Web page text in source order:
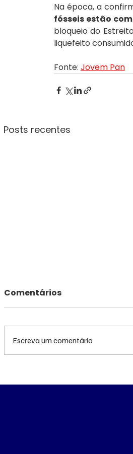
Na época, a
fósseis estão
bloqueio do
liquefeito
Fonte: Jovem Pan
Posts recentes
clima nos EUA
Comentários
Escreva um comentário